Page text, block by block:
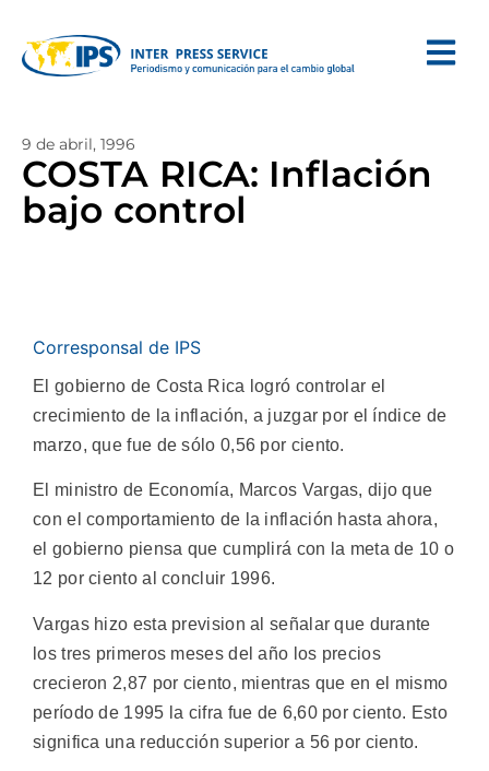
9 de abril, 1996
COSTA RICA: Inflación
bajo control
Corresponsal de IPS
El gobierno de Costa Rica logró controlar el
crecimiento de la inflación, a juzgar por el índice de
marzo, que fue de sólo 0,56 por ciento.
El ministro de Economía, Marcos Vargas, dijo que
con el comportamiento de la inflación hasta ahora,
el gobierno piensa que cumplirá con la meta de 10 o
12 por ciento al concluir 1996.
Vargas hizo esta prevision al señalar que durante
los tres primeros meses del año los precios
crecieron 2,87 por ciento, mientras que en el mismo
período de 1995 la cifra fue de 6,60 por ciento. Esto
significa una reducción superior a 56 por ciento.